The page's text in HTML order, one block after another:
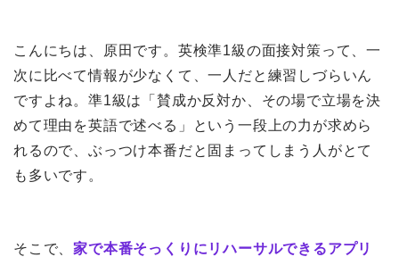
こんにちは、原田です。英検準1級の面接対策って、一
次に比べて情報が少なくて、一人だと練習しづらいん
ですよね。準1級は「賛成か反対か、その場で立場を決
めて理由を英語で述べる」という一段上の力が求めら
れるので、ぶっつけ本番だと固まってしまう人がとて
も多いです。
そこで、家で本番そっくりにリハーサルできるアプリ